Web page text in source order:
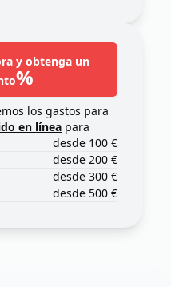
y obtenga un
%
los gastos para
en línea para
desde 100 €
desde 200 €
desde 300 €
desde 500 €